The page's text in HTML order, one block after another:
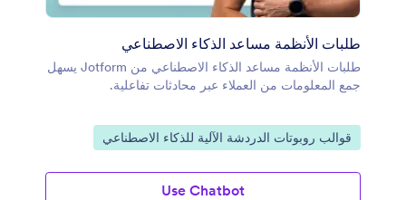
طلبات الأنظمة مساعد الذكاء الاصطناعي
طلبات الأنظمة مساعد الذكاء الاصطناعي من Jotform يسهل
جمع المعلومات من العملاء عبر محادثات تفاعلية.
انتقل إلى الفئة:
قوالب روبوتات الدردشة الآلية للذكاء الاصطناعي
Use Chatbot